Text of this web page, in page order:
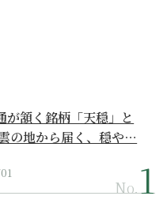
が頷く銘柄「天穏」と
の地から届く、穏や…
No.